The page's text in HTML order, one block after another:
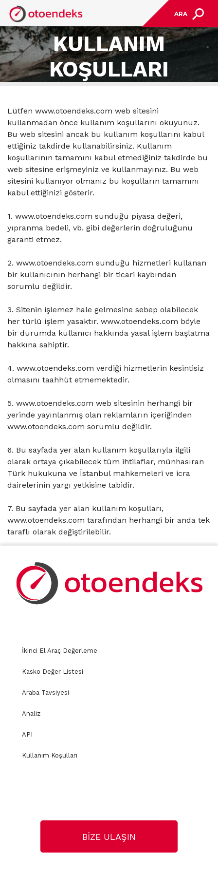
ARA
KULLANIM
KOŞULLARI
Lütfen www.otoendeks.com web sitesini
kullanmadan önce kullanım koşullarını okuyunuz.
Bu web sitesini ancak bu kullanım koşullarını kabul
ettiğiniz takdirde kullanabilirsiniz. Kullanım
koşullarının tamamını kabul etmediğiniz takdirde bu
web sitesine erişmeyiniz ve kullanmayınız. Bu web
sitesini kullanıyor olmanız bu koşulların tamamını
kabul ettiğinizi gösterir.
1. www.otoendeks.com sunduğu piyasa değeri,
yıpranma bedeli, vb. gibi değerlerin doğruluğunu
garanti etmez.
2. www.otoendeks.com sunduğu hizmetleri kullanan
bir kullanıcının herhangi bir ticari kaybından
sorumlu değildir.
3. Sitenin işlemez hale gelmesine sebep olabilecek
her türlü işlem yasaktır. www.otoendeks.com böyle
bir durumda kullanıcı hakkında yasal işlem başlatma
hakkına sahiptir.
4. www.otoendeks.com verdiği hizmetlerin kesintisiz
olmasını taahhüt etmemektedir.
5. www.otoendeks.com web sitesinin herhangi bir
yerinde yayınlanmış olan reklamların içeriğinden
www.otoendeks.com sorumlu değildir.
6. Bu sayfada yer alan kullanım koşullarıyla ilgili
olarak ortaya çıkabilecek tüm ihtilaflar, münhasıran
Türk hukukuna ve İstanbul mahkemeleri ve icra
dairelerinin yargı yetkisine tabidir.
7. Bu sayfada yer alan kullanım koşulları,
www.otoendeks.com tarafından herhangi bir anda tek
taraflı olarak değiştirilebilir.
İkinci El Araç Değerleme
Kasko Değer Listesi
Araba Tavsiyesi
Analiz
API
Kullanım Koşulları
BİZE ULAŞIN